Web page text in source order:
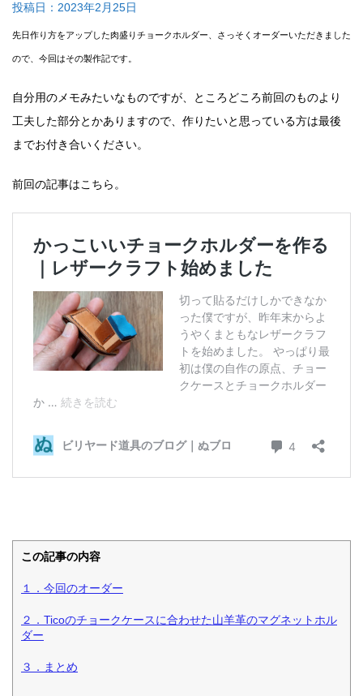
投稿日： 2023年2月25日
先日作り方をアップした肉盛りチョークホルダー、さっそくオーダーいただきました
ので、今回はその製作記です。
自分用のメモみたいなものですが、ところどころ前回のものより
工夫した部分とかありますので、作りたいと思っている方は最後
までお付き合いください。
前回の記事はこちら。
この記事の内容
１．今回のオーダー
２．Ticoのチョークケースに合わせた山羊革のマグネットホル
ダー
３．まとめ